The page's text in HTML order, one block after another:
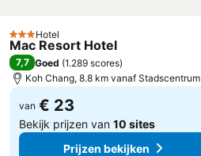
3 Sterren
Hotel
Mac Resort Hotel
7,7 Goed (1.289 scores)
Koh Chang, 8.8 km vanaf Stadscentrum
van € 23
Bekijk prijzen van 10 sites
Prijzen bekijken